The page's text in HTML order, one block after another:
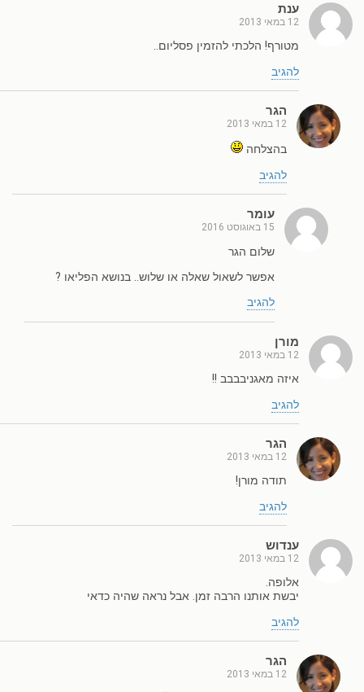
ענת
12 במאי 2013
מטורף! הלכתי להזמין פסליום..
להגיב
הגר
12 במאי 2013
בהצלחה
להגיב
עומר
15 באוגוסט 2016
שלום הגר
אפשר לשאול שאלה או שלוש.. בנושא הפליאו ?
להגיב
מורן
12 במאי 2013
איזה מאגניבבבב !!
להגיב
הגר
12 במאי 2013
תודה מורן!
להגיב
ענדוש
12 במאי 2013
אלופה.
יבשת אותנו הרבה זמן. אבל נראה שהיה כדאי
להגיב
הגר
12 במאי 2013